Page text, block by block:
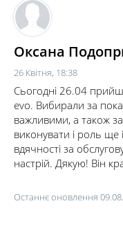
Оксана
26 Квітня, 18:38
Сьогодні 26.04
evo. Вибирали за
важливими, а також
виконувати і роль ще
вдячності за
настрій. Дякую! Він
Останнє оновлення